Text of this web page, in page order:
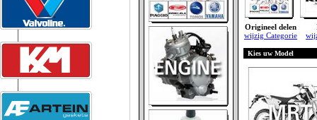
Origineel delen
wijzig Categorie
Kies uw Model